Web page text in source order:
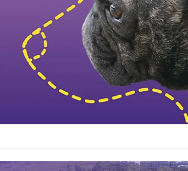
சாக்குப்பை கண்டெடுக்கப்பட்டது